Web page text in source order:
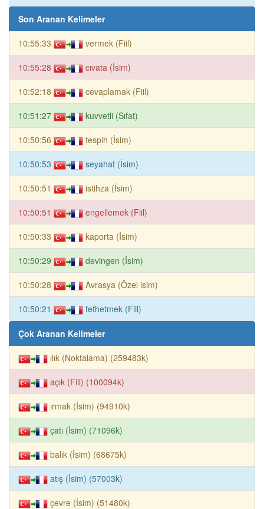
Son Aranan Kelimeler
10:55:33 vermek (Fiil)
10:55:28 cıvata (İsim)
10:52:18 cevaplamak (Fiil)
10:51:27 kuvvetli (Sıfat)
10:50:56 tespih (İsim)
10:50:53 seyahat (İsim)
10:50:51 istihza (İsim)
10:50:51 engellemek (Fiil)
10:50:33 kaporta (İsim)
10:50:29 devingen (İsim)
10:50:28 Avrasya (Özel isim)
10:50:21 fethetmek (Fiil)
Çok Aranan Kelimeler
ılık (Noktalama) (259483k)
açık (Fiil) (100094k)
ırmak (İsim) (94910k)
çatı (İsim) (71096k)
balık (İsim) (68675k)
atış (İsim) (57003k)
çevre (İsim) (51480k)